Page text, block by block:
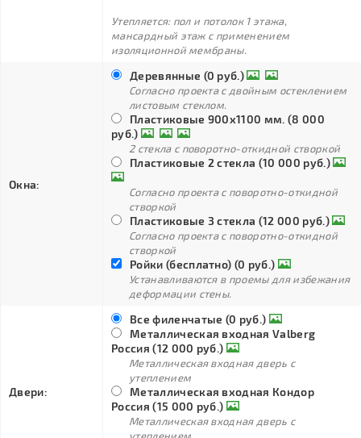
Утепляется: пол и потолок 1 этажа,
мансардный этаж с применением
изоляционной мембраны.
Окна:
Деревянные (0 руб.)
Согласно проекта с двойным остеклением
листовым стеклом.
Пластиковые 900х1100 мм. (8 000
руб.)
2 стекла с поворотно-откидной створкой
Пластиковые 2 стекла (10 000 руб.)
Согласно проекта с поворотно-откидной
створкой
Пластиковые 3 стекла (12 000 руб.)
Согласно проекта с поворотно-откидной
створкой
Ройки (бесплатно) (0 руб.)
Устанавливаются в проемы для избежания
деформации стены.
Двери:
Все филенчатые (0 руб.)
Металлическая входная Valberg
Россия (12 000 руб.)
Металлическая входная дверь с
утеплением
Металлическая входная Кондор
Россия (15 000 руб.)
Металлическая входная дверь с